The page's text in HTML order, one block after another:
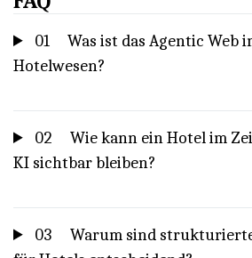
01
Was ist das Agentic Web
Hotelwesen?
02
Wie kann ein Hotel im
KI sichtbar bleiben?
03
Warum sind